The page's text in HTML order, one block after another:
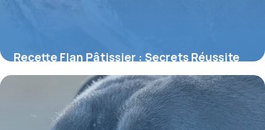
Recette Flan Pâtissier : Secrets Réussite
2026